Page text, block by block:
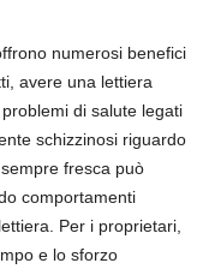
numerosi benefici
avere una lettiera
di salute legati
schizzinosi riguardo
fresca può
comportamenti
Per i proprietari,
e lo sforzo